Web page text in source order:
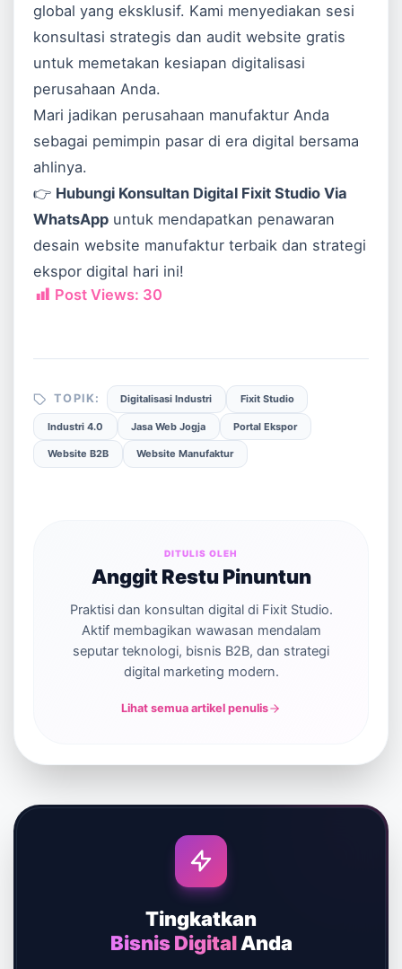
global yang eksklusif. Kami menyediakan sesi
konsultasi strategis dan audit website gratis
untuk memetakan kesiapan digitalisasi
perusahaan Anda.
Mari jadikan perusahaan manufaktur Anda
sebagai pemimpin pasar di era digital bersama
ahlinya.
👉 Hubungi Konsultan Digital Fixit Studio Via
WhatsApp untuk mendapatkan penawaran
desain website manufaktur terbaik dan strategi
ekspor digital hari ini!
Post Views: 30
TOPIK: Digitalisasi Industri Fixit Studio
Industri 4.0 Jasa Web Jogja Portal Ekspor
Website B2B Website Manufaktur
DITULIS OLEH
Anggit Restu Pinuntun
Praktisi dan konsultan digital di Fixit Studio.
Aktif membagikan wawasan mendalam
seputar teknologi, bisnis B2B, dan strategi
digital marketing modern.
Lihat semua artikel penulis
Tingkatkan
Bisnis DigitalAnda